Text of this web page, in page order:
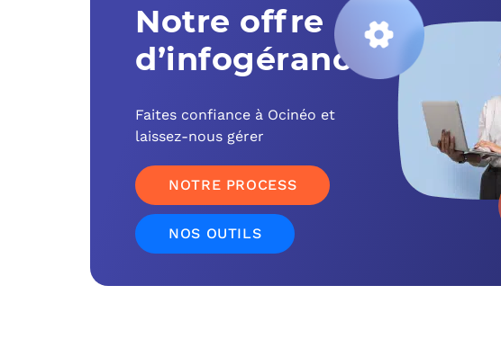
Notre offre
d’infogérance
Faites confiance à Ocinéo et
laissez-nous gérer
NOTRE PROCESS
NOS OUTILS